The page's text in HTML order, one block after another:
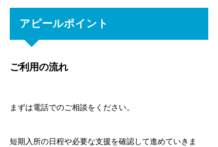
アピールポイント
ご利用の流れ
まずは電話でのご相談をください。
短期入所の日程や必要な支援を確認して進めていきま